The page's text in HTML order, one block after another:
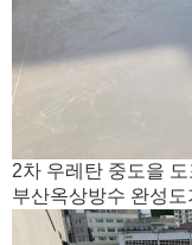
2차 우레탄 중도을
부산옥상방수 완성